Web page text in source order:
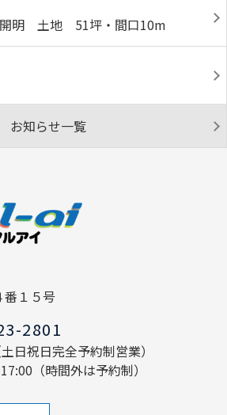
開明 土地 51坪・間口10m
お知らせ一覧
番１５号
2801
日祝日完全予約制営業）
（時間外は予約制）